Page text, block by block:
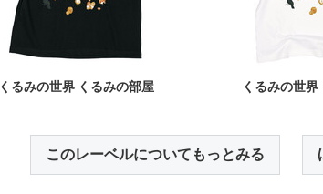
くるみの世界 くるみの部屋 くるみの世
このレーベルについてもっとみる